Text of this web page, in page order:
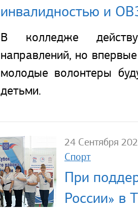
инвалидностью и
В колледже
направлений, но
молодые волонтеры
детьми.
24 Сентября
Спорт
При
России» в